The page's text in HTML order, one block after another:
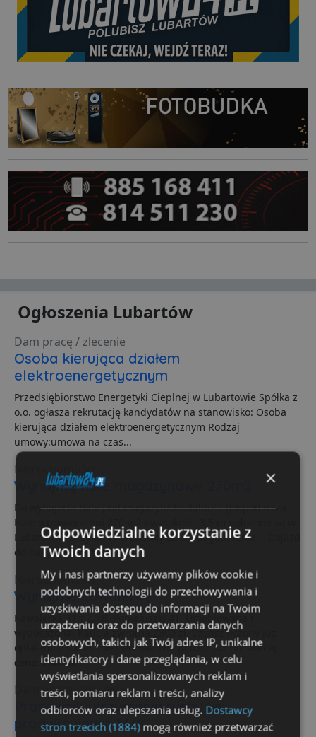
Ogłoszenia Lubartów
Dam pracę / zlecenie
Osoba kierująca działem
elektroenergetycznym
Przedsiębiorstwo Energetyki Cieplnej w Lubartowie Spółka z
o.o. ogłasza rekrutację kandydatów na stanowisko: Osoba
kierująca działem elektroenergetycznym Rodzaj
umowy:umowa na czas...
Nieruchomości
Wynajmę hale magazynowe 270m2
Do wynajęcia hale pod magazyn/działalność gospodarczą.
Hale o powierzchni 270 m2 i wysokości 3,5 m położone są w
Lubartowie przy ul. Wierzbowej 32A. Udogodnienia: - Dojazd
do hali...cena: 15 zł
Nieruchomości
Wynajmę kawalerkę
Kawalerka 31m2. Ul. Popieluszki 41. Umeblowana i
wyposażona. Kaucja zwrotna 2300 zł. Czynsz liczony już
opłatami 2300 zl. miesiecznie. Nie placisz juz nic wiecej.
cena: 2300 zł
Dam pracę / zlecenie
Pracownik utrzymania ruchu linii
produkcyjnych M/K
×
Odpowiedzialne korzystanie z
Twoich danych
My i nasi partnerzy używamy plików cookie i
podobnych technologii do przechowywania i
uzyskiwania dostępu do informacji na Twoim
urządzeniu oraz do przetwarzania danych
osobowych, takich jak Twój adres IP, unikalne
identyfikatory i dane przeglądania, w celu
wyświetlania spersonalizowanych reklam i
treści, pomiaru reklam i treści, analizy
odbiorców oraz ulepszania usług. Dostawcy
stron trzecich (1884)mogą również przetwarzać